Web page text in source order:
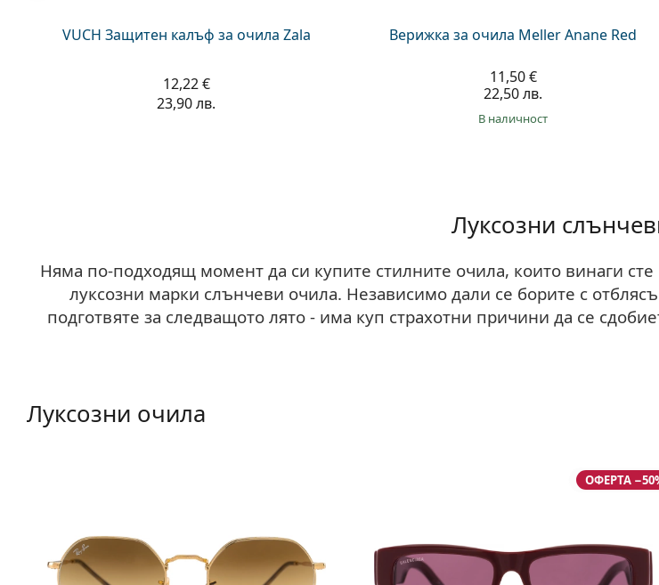
VUCH Защитен калъф за очила Zala
12,22 €
23,90 лв.
Верижка за очила Meller Anane Red
11,50 €
22,50 лв.
в наличност
Луксозни
Няма по-подходящ момент да си купите стилните очила, които винаги
луксозни марки слънчеви очила. Независимо дали се борите с
подготвяте за следващото лято - има куп страхотни причини да се
Луксозни очила
ОФЕРТА